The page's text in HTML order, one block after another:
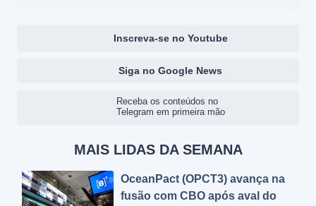
Inscreva-se no Youtube
Siga no Google News
Receba os conteúdos no
Telegram em primeira mão
MAIS LIDAS DA SEMANA
OceanPact (OPCT3) avança na
fusão com CBO após aval do